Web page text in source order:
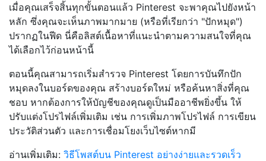
เมื่อคุณเสร็จสิ้นทุกขั้นตอนแล้ว Pinterest จะพาคุณไปยังหน้า
หลัก ซึ่งคุณจะเห็นภาพมากมาย (หรือที่เรียกว่า "ปักหมุด")
ปรากฏในฟีด นี่คือลิสต์เนื้อหาที่แนะนำตามความสนใจที่คุณ
ได้เลือกไว้ก่อนหน้านี้
ตอนนี้คุณสามารถเริ่มสำรวจ Pinterest โดยการบันทึกปัก
หมุดลงในบอร์ดของคุณ สร้างบอร์ดใหม่ หรือค้นหาสิ่งที่คุณ
ชอบ หากต้องการให้บัญชีของคุณดูเป็นมืออาชีพยิ่งขึ้น ให้
ปรับแต่งโปรไฟล์เพิ่มเติม เช่น การเพิ่มภาพโปรไฟล์ การเขียน
ประวัติส่วนตัว และการเชื่อมโยงเว็บไซต์หากมี
อ่านเพิ่มเติม: วิธีโพสต์บน Pinterest อย่างง่ายและรวดเร็ว